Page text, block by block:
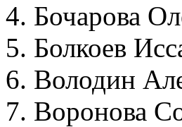
4. Бочарова
5. Болкоев
6. Володин
7. Воронова